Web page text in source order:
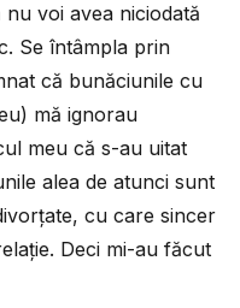
voi avea niciodată
Se întâmpla prin
că bunăciunile cu
mă ignorau
meu că s-au uitat
alea de atunci sunt
cu care sincer
Deci mi-au făcut